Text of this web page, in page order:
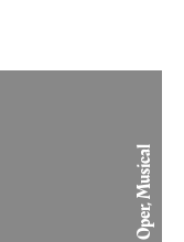
Oper, Musical